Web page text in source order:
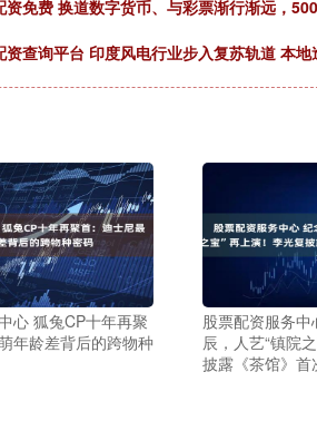
资免费 换道数字货币、与彩票渐行渐远，
资查询平台 印度风电行业步入复苏轨道 本
心 狐兔CP十年再聚
年龄差背后的跨物种
股票配资服务
辰，人艺“镇院
披露《茶馆》